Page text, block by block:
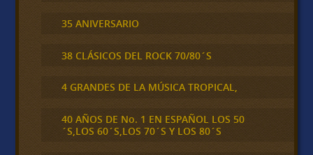
35 ANIVERSARIO
38 CLÁSICOS DEL ROCK 70/80´S
4 GRANDES DE LA MÚSICA TROPICAL,
40 AÑOS DE No. 1 EN ESPAÑOL LOS 50
´S,LOS 60´S,LOS 70´S Y LOS 80´S